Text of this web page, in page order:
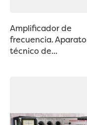
Amplificador de
frecuencia. Aparato
técnico de...